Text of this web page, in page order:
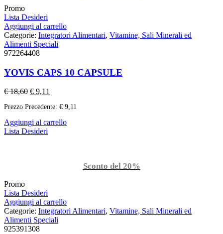
Promo
Lista Desideri
Aggiungi al carrello
Categorie: Integratori Alimentari, Vitamine, Sali Minerali ed
Alimenti Speciali
972264408
YOVIS CAPS 10 CAPSULE
€18,60 € 9,11
Prezzo Precedente: € 9,11
Aggiungi al carrello
Lista Desideri
Sconto del 20%
Promo
Lista Desideri
Aggiungi al carrello
Categorie: Integratori Alimentari, Vitamine, Sali Minerali ed
Alimenti Speciali
925391308